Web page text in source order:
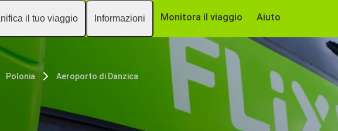
il tuo viaggio Informazioni Monitora il viaggio Aiuto
Polonia Aeroporto di Danzica